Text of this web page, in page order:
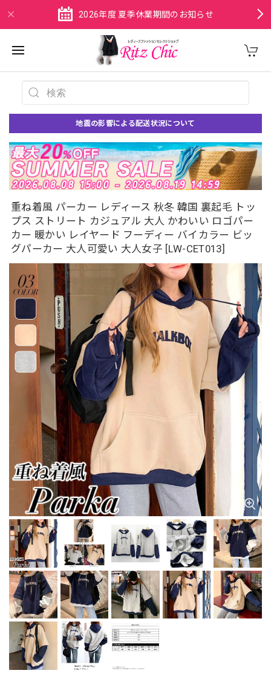
2026年度 夏季休業期間のお知らせ
地震の影響による配送状況について
重ね着風 パーカー レディース 秋冬 韓国 裏起毛 トッ
プス ストリート カジュアル 大人 かわいい ロゴパー
カー 暖かい レイヤード フーディー バイカラー ビッ
グパーカー 大人可愛い 大人女子 [LW-CET013]